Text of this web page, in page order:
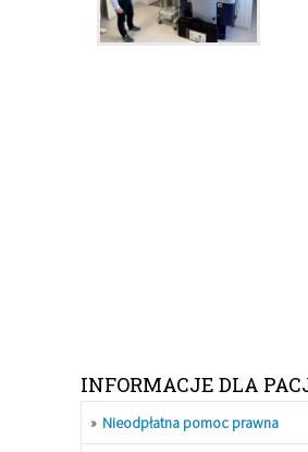
INFORMACJE DLA
Nieodpłatna pomoc prawna